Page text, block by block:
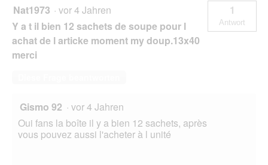
Nat1973 · vor 4 Jahren
Y a t il bien 12 sachets de soupe pour l
achat de l articke moment my doup.13x40
merci
1
Antwort
Gismo 92 · vor 4 Jahren
Oui fans la boîte il y a bien 12 sachets, après
vous pouvez aussi l'acheter à l unité